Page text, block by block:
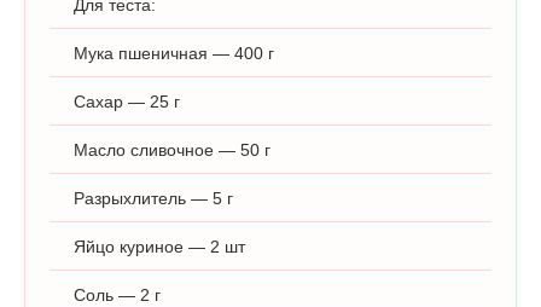
Для теста:
Мука пшеничная — 400 г
Сахар — 25 г
Масло сливочное — 50 г
Разрыхлитель — 5 г
Яйцо куриное — 2 шт
Соль — 2 г